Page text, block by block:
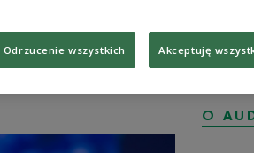
O
Odrzucenie wszystkich Akceptuję